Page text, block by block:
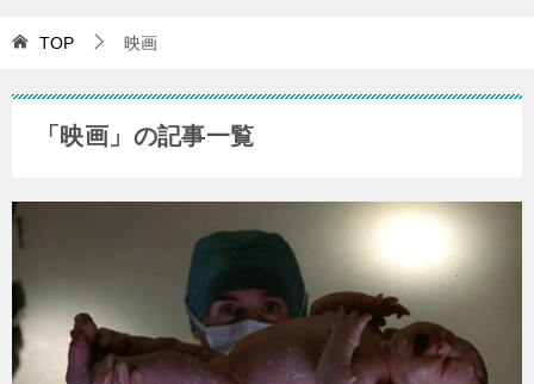
TOP 映画
「映画」の記事一覧